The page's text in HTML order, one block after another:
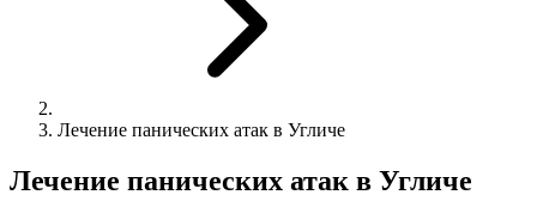
Лечение панических атак в Угличе
Лечение панических атак в Угличе